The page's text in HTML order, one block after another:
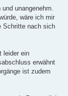
unangenehm.
wäre ich mir
Schritte nach sich
leider ein
erwähnt
ist zudem